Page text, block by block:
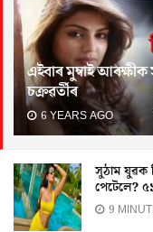
এইবাৰ মুম্বাই আৰক্ষীক
চক্ৰৱৰ্তীৰ
6 YEARS AGO
সুঠাম যুৱক
পেটেলে?
9